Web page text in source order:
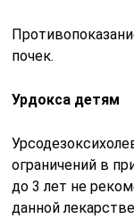
почек.
Урдокса детям
ограничений в
до 3 лет не
данной